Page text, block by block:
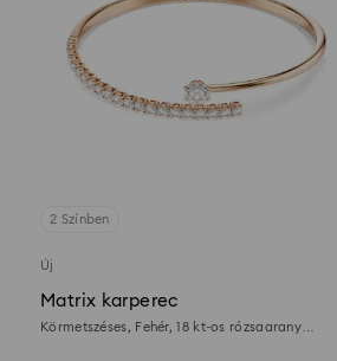
2 Színben
Új
Matrix karperec
Körmetszéses, Fehér, 18 kt-os rózsaarany